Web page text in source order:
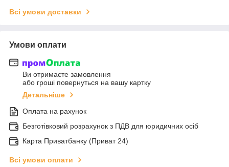
Всі умови доставки
Умови оплати
Ви отримаєте замовлення
або гроші повернуться на вашу картку
Детальніше
Оплата на рахунок
Безготівковий розрахунок з ПДВ для юридичних осіб
Карта Приватбанку (Приват 24)
Всі умови оплати